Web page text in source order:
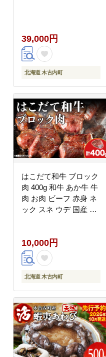
39,000円
北海道 木古内町
はこだて和牛 ブロック
肉 400g 和牛 あか牛 牛
肉 お肉 ビーフ 赤身 ネ
ック スネ ウデ 国産 カ
グルメ 久上工藤商店 送
料無料 北海道 木古内
町 牛 肉 お肉 赤牛 ブ
ロック カレー シチュー
10,000円
北海道 木古内町